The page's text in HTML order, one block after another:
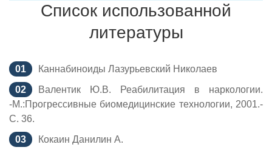
Список использованной
литературы
Каннабиноиды Лазурьевский Николаев
Валентик Ю.В. Реабилитация в наркологии.
-М.:Прогрессивные биомедицинские технологии, 2001.-
С. 36.
Кокаин Данилин А.